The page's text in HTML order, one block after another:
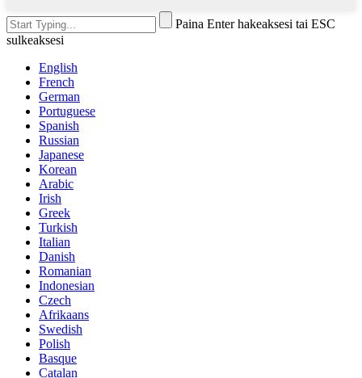
Paina Enter hakeaksesi tai ESC
sulkeaksesi
English
French
German
Portuguese
Spanish
Russian
Japanese
Korean
Arabic
Irish
Greek
Turkish
Italian
Danish
Romanian
Indonesian
Czech
Afrikaans
Swedish
Polish
Basque
Catalan